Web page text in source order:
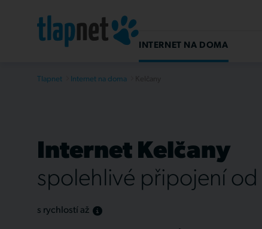
INTERNET NA DOMA
Tlapnet Internet na doma
Internet Kelčany
spolehlivé připojení od
s rychlostí až